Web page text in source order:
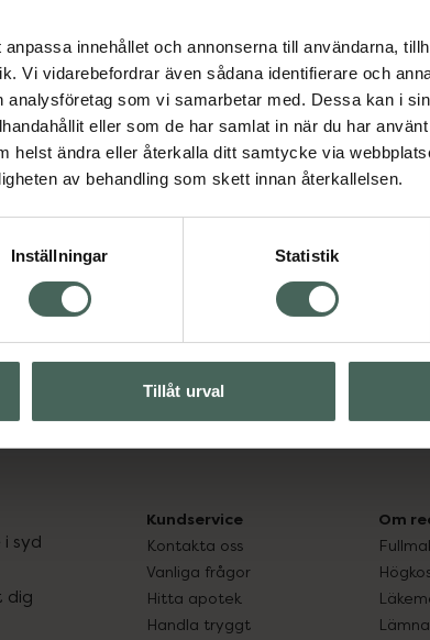
innehållet och annonserna till användarna,
Vi vidarebefordrar även sådana identifierare och
som vi samarbetar med. Dessa kan i
eller som de har samlat in när du har
helst ändra eller återkalla ditt samtycke via
av behandling som skett innan återkallelsen.
Inställningar Statistik
Tillåt urval
Din e-postadress
Jag accepterar
Spara
syd
dig
Kundservice
Kontakta oss
Vanliga frågor
Hitta apotek
Handla tryggt
Om